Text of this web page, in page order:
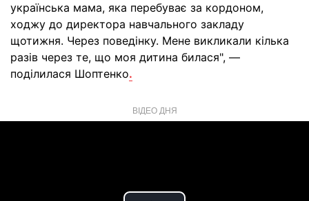
українська мама, яка перебуває за кордоном,
ходжу до директора навчального закладу
щотижня. Через поведінку. Мене викликали кілька
разів через те, що моя дитина билася", —
поділилася Шоптенко.
ВІДЕО ДНЯ